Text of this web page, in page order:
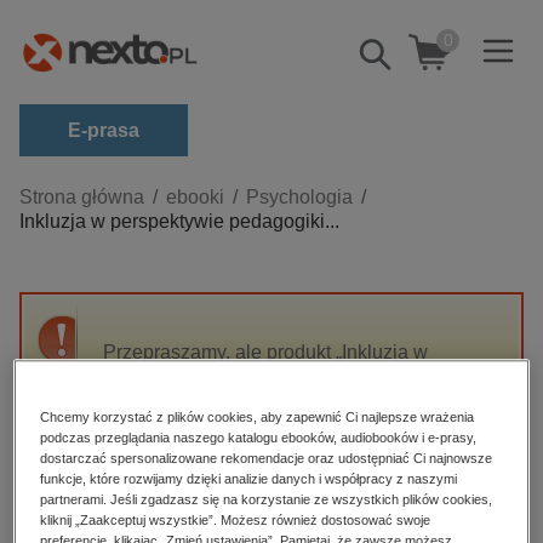
Pokaż/schowaj
wyszukiwarkę
0
E-prasa
Kategorie
Zobacz wszystkie E-prasa
budownictwo, aranżacja wnętrz
darmowe wydania
edukacja
hobby, sport, rozrywka
komputery, internet, technologie, informatyka
Strona główna ebooki
Psychologia
Inkluzja w perspektywie pedagogiki...
Przepraszamy, ale produkt „Inkluzja w
dyskusje” nie jest dostępny.
High-contrast mode
Chcemy korzystać z plików cookies, aby zapewnić Ci najlepsze wrażenia
podczas przeglądania naszego katalogu ebooków, audiobooków i e-prasy,
dostarczać spersonalizowane rekomendacje oraz udostępniać Ci najnowsze
funkcje, które rozwijamy dzięki analizie danych i współpracy z naszymi
partnerami. Jeśli zgadzasz się na korzystanie ze wszystkich plików cookies,
kliknij „Zaakceptuj wszystkie”. Możesz również dostosować swoje